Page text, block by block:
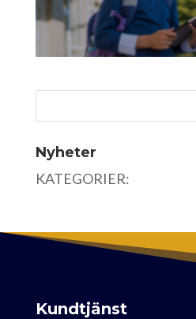
Nyheter
KATEGORIER:
Kundtjänst